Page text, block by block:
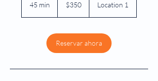
45 min
m
n
mexicanos
$350 Location 1
Reservar ahora